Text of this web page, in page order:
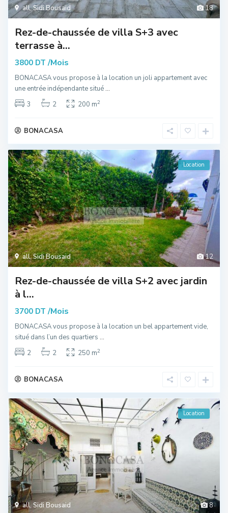
18
all,Sidi Bousaid
Rez-de-chaussée de villa S+3 avec
terrasse à...
3800 DT /Mois
BONACASA vous propose à la location un joli appartement avec
une entrée indépendante situé...
3
2 200 m2
BONACASA
12
all,Sidi Bousaid
Location
Rez-de-chaussée de villa S+2 avec jardin
à l...
3700 DT /Mois
BONACASA vous propose à la location un bel appartement vide,
situé dans l’un des quartiers ...
2
2 250 m2
BONACASA
8
all, Sidi Bousaid
Location